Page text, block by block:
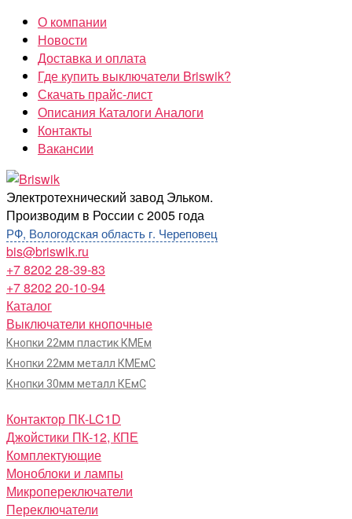
Перейти
содержимому
О компании
Новости
Доставка и оплата
Где купить выключатели Briswik?
Скачать прайс-лист
Описания Каталоги Аналоги
Контакты
Вакансии
Briswik
Электротехнический завод Эльком.
Производим в России с 2005 года
РФ, Вологодская область г. Череповец
bis@briswik.ru
+7 8202 28-39-83
+7 8202 20-10-94
Каталог
Выключатели кнопочные
Кнопки 22мм пластик КМЕм
Кнопки 22мм металл КМЕмС
Кнопки 30мм металл КЕмС
Контактор ПК-LC1D
Джойстики ПК-12, КПЕ
Комплектующие
Моноблоки и лампы
Микропереключатели
Переключатели